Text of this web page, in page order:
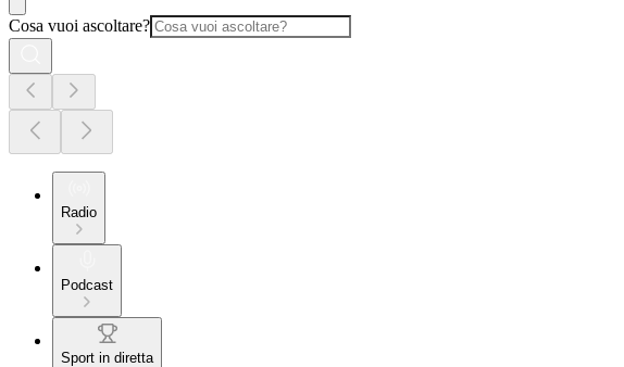
Cosa vuoi ascoltare?
Radio
Podcast
Sport in diretta